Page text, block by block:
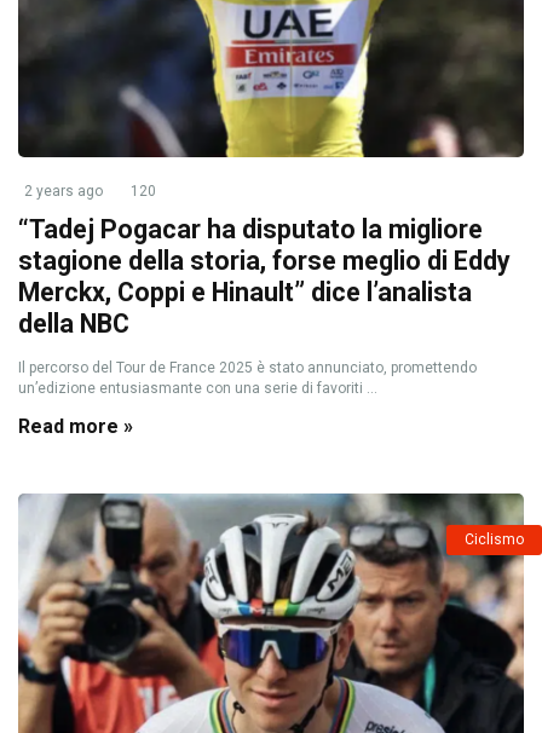
2 years ago 120
“Tadej Pogacar ha disputato la migliore
stagione della storia, forse meglio di Eddy
Merckx, Coppi e Hinault” dice l’analista
della NBC
Il percorso del Tour de France 2025 è stato annunciato, promettendo
un’edizione entusiasmante con una serie di favoriti ...
Read more »
Ciclismo